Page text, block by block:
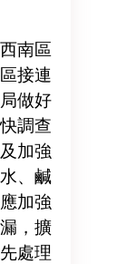
南區
接連
做好
調查
加強
、鹹
加強
，擴
處理